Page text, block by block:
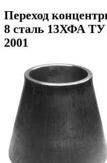
Переход
8 сталь 13ХФА ТУ
2001